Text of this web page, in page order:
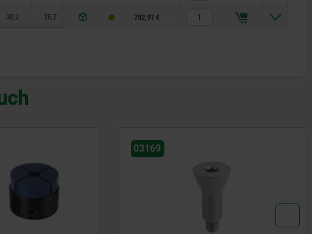
30,2 25,7 9,3 29,4 25 6,5 16
792,97 €
03157